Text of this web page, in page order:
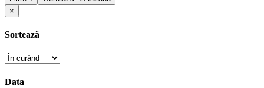
×
Sortează
Data